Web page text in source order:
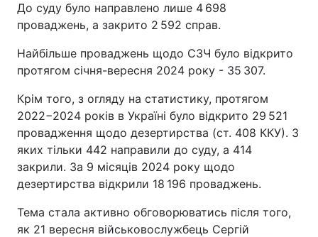
До суду було направлено лише 4 698
проваджень, а закрито 2 592 справ.
Найбільше проваджень щодо СЗЧ було відкрито
протягом січня-вересня 2024 року - 35 307.
Крім того, з огляду на статистику, протягом
2022−2024 років в Україні було відкрито 29 521
провадження щодо дезертирства (ст. 408 ККУ). З
яких тільки 442 направили до суду, а 414
закрили. За 9 місяців 2024 року щодо
дезертирства відкрили 18 196 проваджень.
Тема стала активно обговорюватись після того,
як 21 вересня військовослужбець Сергій